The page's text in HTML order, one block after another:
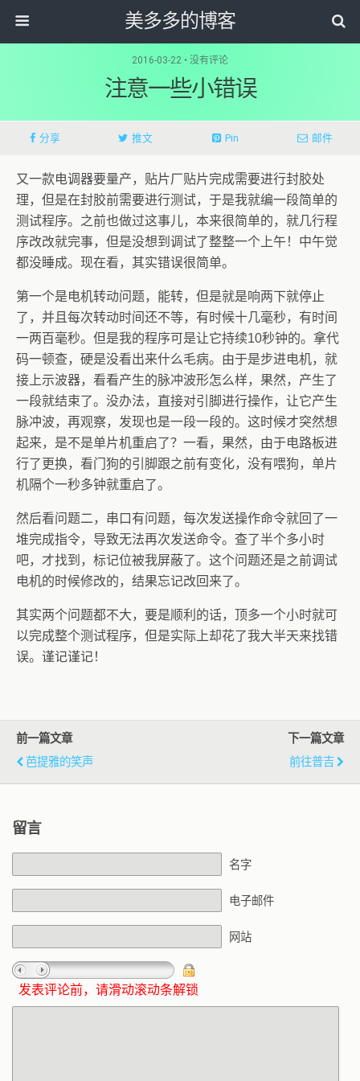
美多多的博客
2016-03-22 • 没有评论
注意一些小错误
分享 推文 Pin 邮件
又一款电调器要量产，贴片厂贴片完成需要进行封胶处
理，但是在封胶前需要进行测试，于是我就编一段简单的
测试程序。之前也做过这事儿，本来很简单的，就几行程
序改改就完事，但是没想到调试了整整一个上午！中午觉
都没睡成。现在看，其实错误很简单。
第一个是电机转动问题，能转，但是就是响两下就停止
了，并且每次转动时间还不等，有时候十几毫秒，有时间
一两百毫秒。但是我的程序可是让它持续10秒钟的。拿代
码一顿查，硬是没看出来什么毛病。由于是步进电机，就
接上示波器，看看产生的脉冲波形怎么样，果然，产生了
一段就结束了。没办法，直接对引脚进行操作，让它产生
脉冲波，再观察，发现也是一段一段的。这时候才突然想
起来，是不是单片机重启了？一看，果然，由于电路板进
行了更换，看门狗的引脚跟之前有变化，没有喂狗，单片
机隔个一秒多钟就重启了。
然后看问题二，串口有问题，每次发送操作命令就回了一
堆完成指令，导致无法再次发送命令。查了半个多小时
吧，才找到，标记位被我屏蔽了。这个问题还是之前调试
电机的时候修改的，结果忘记改回来了。
其实两个问题都不大，要是顺利的话，顶多一个小时就可
以完成整个测试程序，但是实际上却花了我大半天来找错
误。谨记谨记！
前一篇文章
芭提雅的笑声
下一篇文章
前往普吉
留言
名字
电子邮件
网站
发表评论前，请滑动滚动条解锁